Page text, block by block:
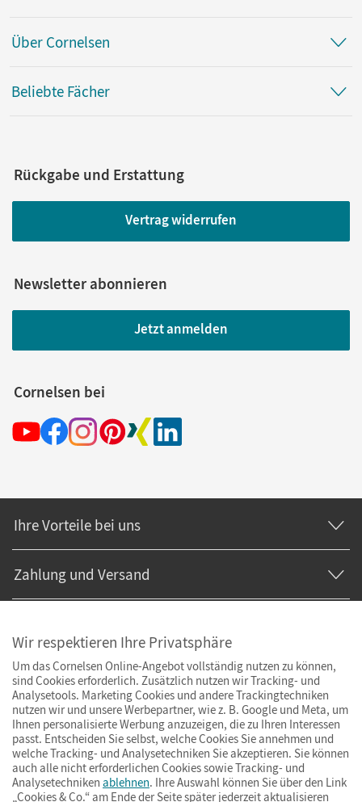
Über Cornelsen
Beliebte Fächer
Rückgabe und Erstattung
Vertrag widerrufen
Newsletter abonnieren
Jetzt anmelden
Cornelsen bei
Ihre Vorteile bei uns
Zahlung und Versand
Wir respektieren Ihre Privatsphäre
Um das Cornelsen Online-Angebot vollständig nutzen zu können,
sind Cookies erforderlich. Zusätzlich nutzen wir Tracking- und
Analysetools. Marketing Cookies und andere Trackingtechniken
nutzen wir und unsere Werbepartner, wie z. B. Google und Meta, um
Ihnen personalisierte Werbung anzuzeigen, die zu Ihren Interessen
passt. Entscheiden Sie selbst, welche Cookies Sie annehmen und
welche Tracking- und Analysetechniken Sie akzeptieren. Sie können
auch alle nicht erforderlichen Cookies sowie Tracking- und
Analysetechniken ablehnen. Ihre Auswahl können Sie über den Link
„Cookies & Co.“ am Ende der Seite später jederzeit aktualisieren